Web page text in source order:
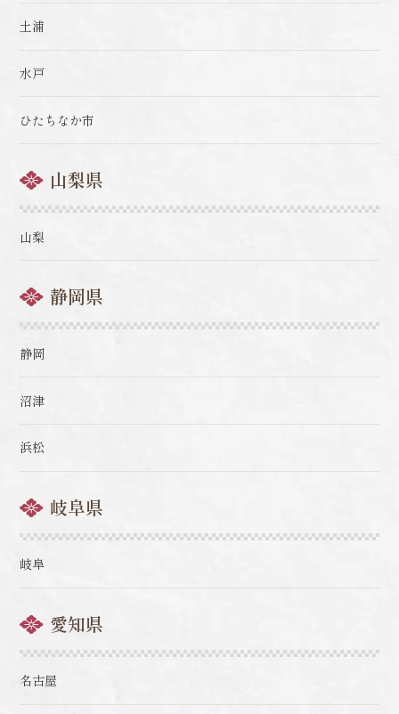
土浦
水戸
ひたちなか市
山梨県
山梨
静岡県
静岡
沼津
浜松
岐阜県
岐阜
愛知県
名古屋